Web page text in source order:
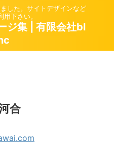
した。サイトデザインなど
下さい。
ジ集 | 有限会社bl
合